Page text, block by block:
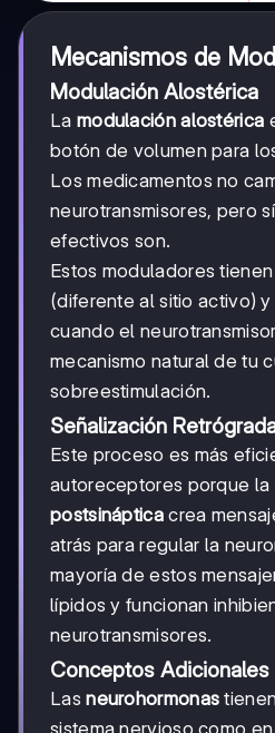
Mecanismos de
Modulación Alostérica
La modulación alostérica
botón de volumen para
Los medicamentos no
neurotransmisores, pero
efectivos son.
Estos moduladores
(diferente al sitio activo)
cuando el
mecanismo natural de tu
sobreestimulación.
Señalización
Este proceso es más
autoreceptores porque la
postsinápticacrea
atrás para regular la
mayoría de estos
lípidos y funcionan
neurotransmisores.
Conceptos Adicionales
Lasneurohormonas
sistema nervioso como